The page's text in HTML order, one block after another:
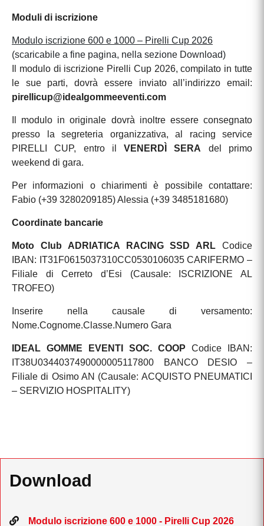
Moduli di iscrizione
Modulo iscrizione 600 e 1000 – Pirelli Cup 2026
(scaricabile a fine pagina, nella sezione Download)
Il modulo di iscrizione Pirelli Cup 2026, compilato in tutte
le sue parti, dovrà essere inviato all’indirizzo email:
pirellicup@idealgommeeventi.com
Il modulo in originale dovrà inoltre essere consegnato
presso la segreteria organizzativa, al racing service
PIRELLI CUP, entro ilVENERDÌ SERA del primo
weekend di gara.
Per informazioni o chiarimenti è possibile contattare:
Fabio (+39 3280209185)Alessia (+39 3485181680)
Coordinate bancarie
Moto Club ADRIATICA RACING SSD ARL Codice
IBAN: IT31F0615037310CC0530106035CARIFERMO –
Filiale di Cerreto d’Esi (Causale: ISCRIZIONE AL
TROFEO)
Inserire nella causale di versamento:
Nome.Cognome.Classe.Numero Gara
IDEAL GOMME EVENTI SOC. COOP Codice IBAN:
IT38U0344037490000005117800 BANCO DESIO –
Filiale di Osimo AN (Causale: ACQUISTO PNEUMATICI
– SERVIZIO HOSPITALITY)
Download
Modulo iscrizione 600 e 1000 - Pirelli Cup 2026